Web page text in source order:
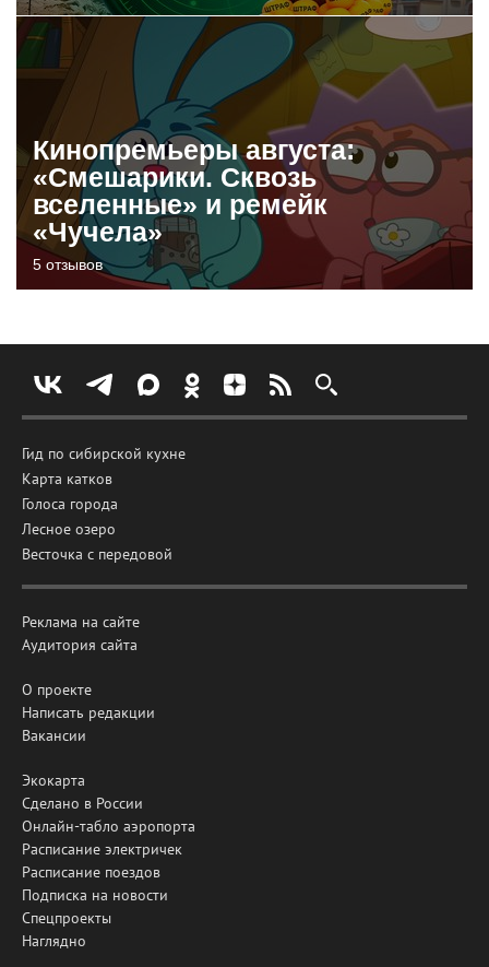
Кинопремьеры августа:
«Смешарики. Сквозь
вселенные» и ремейк
«Чучела»
5 отзывов
Гид по сибирской кухне
Карта катков
Голоса города
Лесное озеро
Весточка с передовой
Реклама на сайте
Аудитория сайта
О проекте
Написать редакции
Вакансии
Экокарта
Сделано в России
Онлайн-табло аэропорта
Расписание электричек
Расписание поездов
Подписка на новости
Спецпроекты
Наглядно